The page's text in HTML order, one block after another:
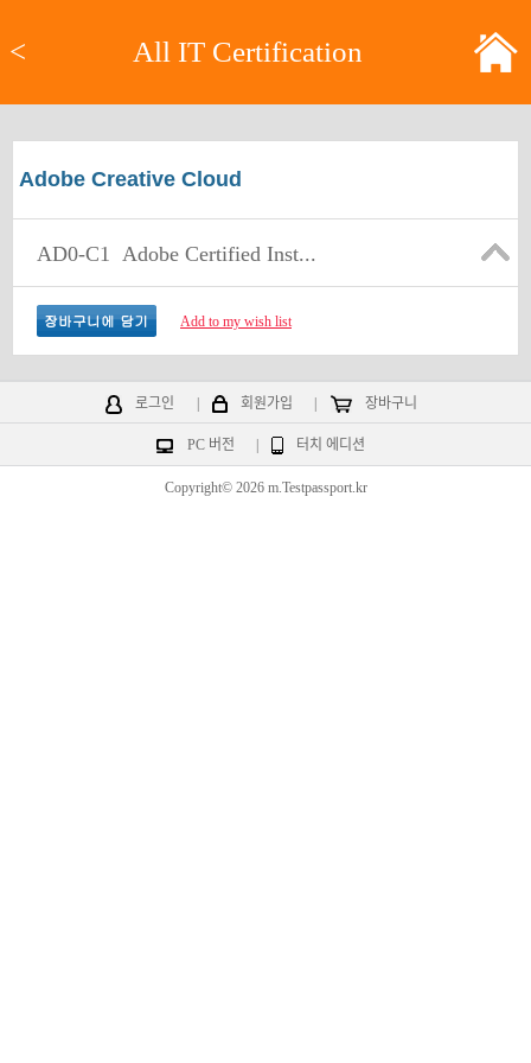
< All IT Certification
Adobe Creative Cloud
AD0-C1 Adobe Certified Inst...
Add to my wish list
로그인 회원가입 장바구니
PC 버전 터치 에디션
Copyright© 2026 m.Testpassport.kr